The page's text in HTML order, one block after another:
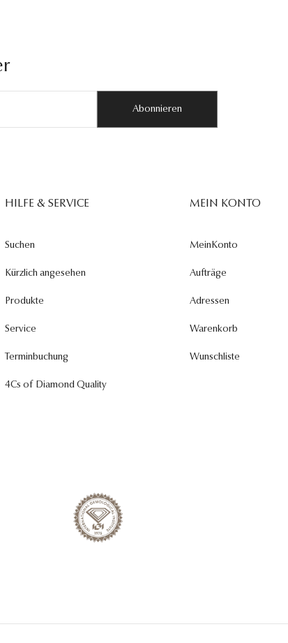
Abonnieren
HILFE & SERVICE
Suchen
Kürzlich angesehen
Produkte
Service
Terminbuchung
4Cs of Diamond Quality
MEIN KONTO
MeinKonto
Aufträge
Adressen
Warenkorb
Wunschliste